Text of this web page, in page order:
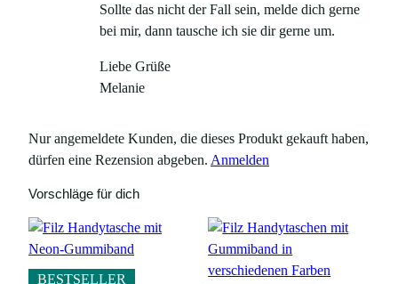
Sollte das nicht der Fall sein, melde dich gerne
bei mir, dann tausche ich sie dir gerne um.
Liebe Grüße
Melanie
Nur angemeldete Kunden, die dieses Produkt gekauft haben,
dürfen eine Rezension abgeben. Anmelden
Vorschläge für dich
BESTSELLER